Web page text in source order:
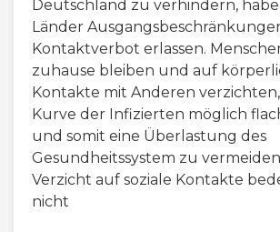
Deutschland zu verhindern,
Länder
Kontaktverbot erlassen.
zuhause bleiben und auf
Kontakte mit Anderen
Kurve der Infizierten möglich
und somit eine Überlastung des
Gesundheitssystem zu
Verzicht auf soziale Kontakte
nicht